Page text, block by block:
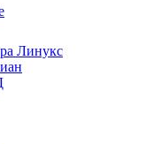
Линукс